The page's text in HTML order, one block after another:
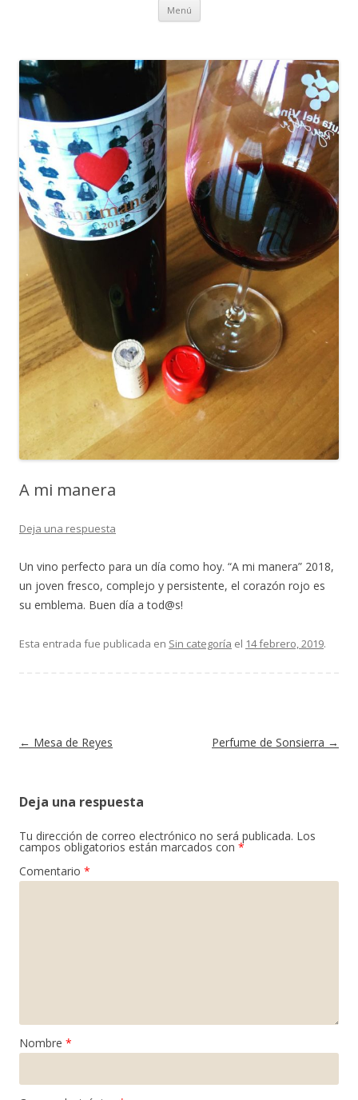
Menú Ir al contenido
A mi manera
Deja una respuesta
Un vino perfecto para un día como hoy. “A mi manera” 2018,
un joven fresco, complejo y persistente, el corazón rojo es
su emblema. Buen día a tod@s!
Esta entrada fue publicada en Sin categoría el 14 febrero, 2019.
Navegación de entradas
← Mesa de Reyes Perfume de Sonsierra →
Deja una respuesta
Tu dirección de correo electrónico no será publicada. Los
campos obligatorios están marcados con *
Comentario *
Nombre *